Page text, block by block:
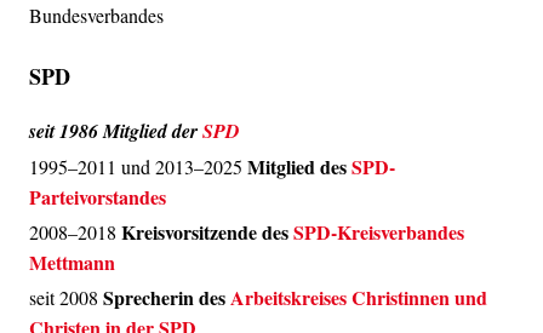
Bundesverbandes
SPD
seit 1986 Mitglied derSPD
1995–2011 und 2013–2025 Mitglied desSPD-
Parteivorstandes
2008–2018 Kreisvorsitzende desSPD-Kreisverbandes
Mettmann
seit 2008 Sprecherin desArbeitskreises Christinnen und
Christen in der SPD